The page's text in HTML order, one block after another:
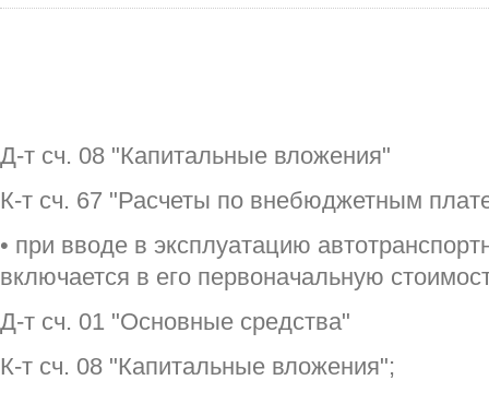
Д-т сч. 08 "Капитальные вложения"
К-т сч. 67 "Расчеты по внебюджетным
• при вводе в эксплуатацию
включается в его первоначальную
Д-т сч. 01 "Основные средства"
К-т сч. 08 "Капитальные вложения";